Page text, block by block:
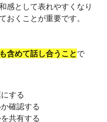
感として表れやすくなり
おくことが重要です。
含めて話し合うことで
する
確認する
共有する